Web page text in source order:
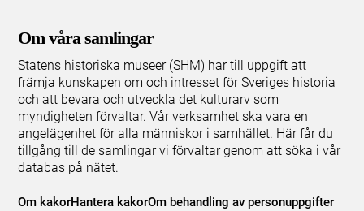
Om våra samlingar
Statens historiska museer (SHM) har till uppgift att
främja kunskapen om och intresset för Sveriges historia
och att bevara och utveckla det kulturarv som
myndigheten förvaltar. Vår verksamhet ska vara en
angelägenhet för alla människor i samhället. Här får du
tillgång till de samlingar vi förvaltar genom att söka i vår
databas på nätet.
Om kakorHantera kakorOm behandling av personuppgifter